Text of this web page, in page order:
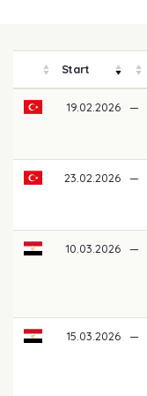
Start
19.02.2026 —
23.02.2026 —
10.03.2026 —
15.03.2026 —